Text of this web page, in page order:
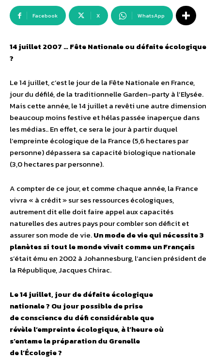
Facebook X WhatsApp
14 juillet 2007 … Fête Nationale ou défaite écologique
?
Le 14 juillet, c’est le jour de la Fête Nationale en France,
jour du défilé, de la traditionnelle Garden-party à l’Elysée.
Mais cette année, le 14 juillet a revêti une autre dimension
beaucoup moins festive et hélas passée inaperçue dans
les médias.. En effet, ce sera le jour à partir duquel
l’empreinte écologique de la France (5,6 hectares par
personne) dépassera sa capacité biologique nationale
(3,0 hectares par personne).
A compter de ce jour, et comme chaque année, la France
vivra « à crédit » sur ses ressources écologiques,
autrement dit elle doit faire appel aux capacités
naturelles des autres pays pour combler son déficit et
assurer son mode de vie.Un mode de vie qui nécessite 3
planètes si tout le monde vivait comme un Français
s’était ému en 2002 à Johannesburg, l’ancien président de
la République, Jacques Chirac.
Le 14 juillet, jour de défaite écologique
nationale ? Ou jour possible de prise
de conscience du défi considérable que
révèle l’empreinte écologique, à l’heure où
s’entame la préparation du Grenelle
de l’Écologie ?